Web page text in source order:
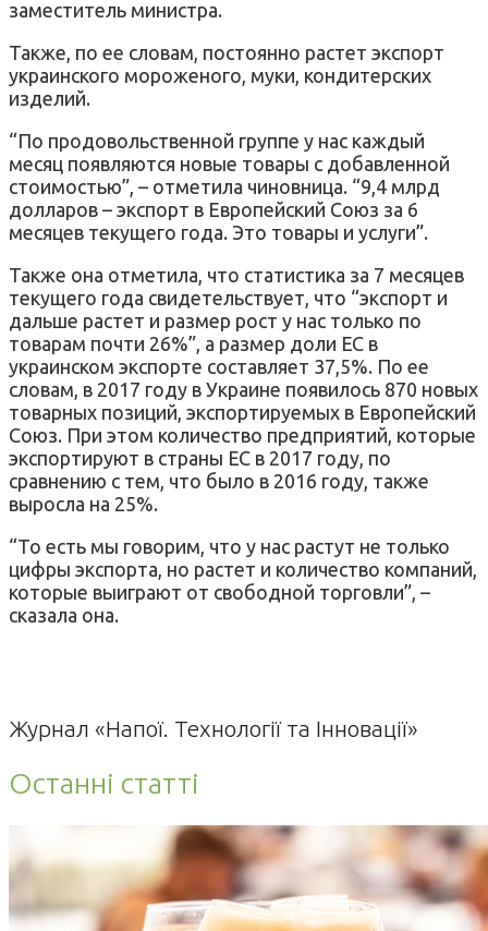
заместитель министра.
Также, по ее словам, постоянно растет экспорт
украинского мороженого, муки, кондитерских
изделий.
“По продовольственной группе у нас каждый
месяц появляются новые товары с добавленной
стоимостью”, – отметила чиновница. “9,4 млрд
долларов – экспорт в Европейский Союз за 6
месяцев текущего года. Это товары и услуги”.
Также она отметила, что статистика за 7 месяцев
текущего года свидетельствует, что “экспорт и
дальше растет и размер рост у нас только по
товарам почти 26%”, а размер доли ЕС в
украинском экспорте составляет 37,5%. По ее
словам, в 2017 году в Украине появилось 870 новых
товарных позиций, экспортируемых в Европейский
Союз. При этом количество предприятий, которые
экспортируют в страны ЕС в 2017 году, по
сравнению с тем, что было в 2016 году, также
выросла на 25%.
“То есть мы говорим, что у нас растут не только
цифры экспорта, но растет и количество компаний,
которые выиграют от свободной торговли”, –
сказала она.
Журнал «Напої. Технології та Інновації»
Останні статті